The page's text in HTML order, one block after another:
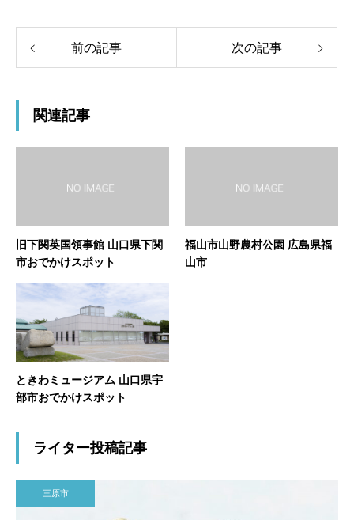
前の記事 次の記事
関連記事
旧下関英国領事館 山口県下関
市おでかけスポット
福山市山野農村公園 広島県福
山市
ときわミュージアム 山口県宇
部市おでかけスポット
ライター投稿記事
三原市